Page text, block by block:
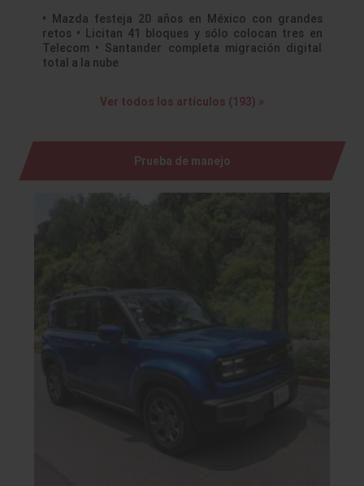
• Mazda festeja 20 años en México con grandes
retos • Licitan 41 bloques y sólo colocan tres en
Telecom • Santander completa migración digital
total a la nube
Ver todos los artículos (193) »
Prueba de manejo